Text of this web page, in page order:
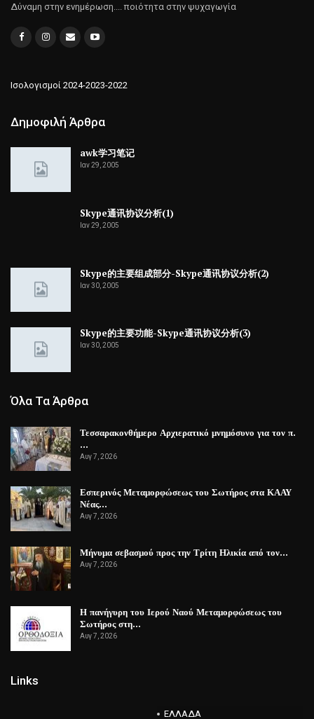
Δύναμη στην ενημέρωση.... ποιότητα στην ψυχαγωγία
Ισολογισμοί 2024-2023-2022
Δημοφιλή Άρθρα
awk学习笔记
Ιαν 29, 2005
Skype通讯协议分析(1)
Ιαν 29, 2005
Skype的主要组成部分-Skype通讯协议分析(2)
Ιαν 30, 2005
Skype的主要功能-Skype通讯协议分析(3)
Ιαν 30, 2005
Όλα Τα Άρθρα
Τεσσαρακονθήμερο Αρχιερατικό μνημόσυνο για τον π.
…
Αυγ 7, 2026
Εσπερινός Μεταμορφώσεως του Σωτήρος στα ΚΑΑΥ
Νέας…
Αυγ 7, 2026
Μήνυμα σεβασμού προς την Τρίτη Ηλικία από τον…
Αυγ 7, 2026
Η πανήγυρη του Ιερού Ναού Μεταμορφώσεως του
Σωτήρος στη…
Αυγ 7, 2026
Links
ΕΛΛΑΔΑ